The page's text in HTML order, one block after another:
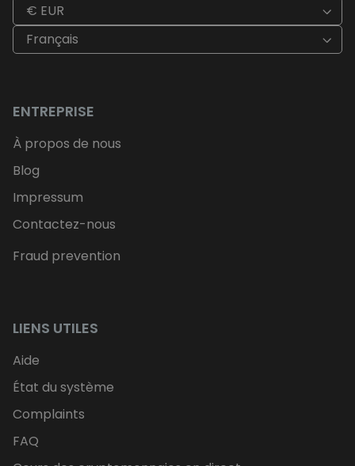
€ EUR
Français
ENTREPRISE
À propos de nous
Blog
Impressum
Contactez-nous
Fraud prevention
LIENS UTILES
Aide
État du système
Complaints
FAQ